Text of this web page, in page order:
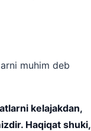
muhim deb
kelajakdan,
Haqiqat shuki,